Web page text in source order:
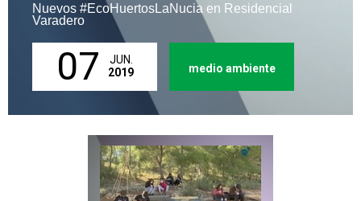
Nuevos #EcoHuertosLaNucia en Residencial
Varadero
07
JUN.
2019
medio ambiente